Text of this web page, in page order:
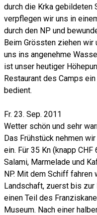
durch die Krka gebildeten
verpflegen wir uns in
durch den NP und
Beim Grössten ziehen wir
uns ins angenehme
ist unser heutiger
Restaurant des Camps
bedient.
Fr. 23. Sep. 2011
Wetter schön und sehr
Das Frühstück nehmen
ein. Für 35 Kn (knapp
Salami, Marmelade und
NP. Mit dem Schiff
Landschaft, zuerst bis
einen Teil des
Museum. Nach einer